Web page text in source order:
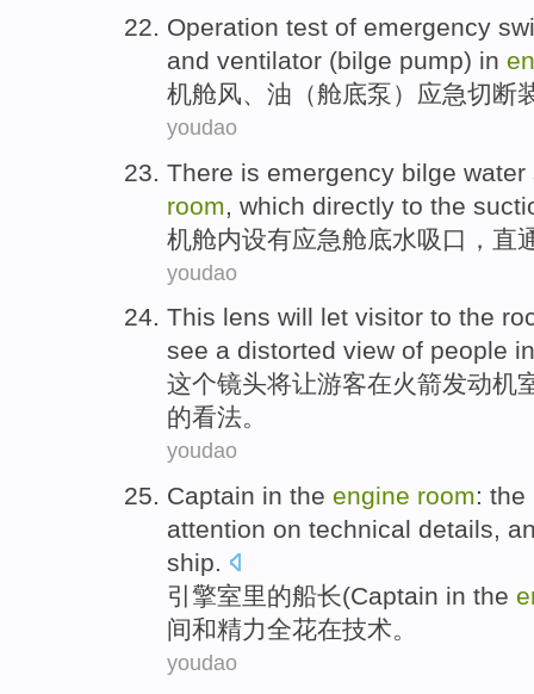
Operation test of emergency
and ventilator (bilge pump) in
机舱风、 油 （舱底泵） 应急切断
youdao
There is emergency bilge water
room which directly to the
机舱内设有应急舱底水吸 口 ， 直
youdao
This lens will let visitor to the
see a distorted view of people
这个镜头将让游客在火箭发动机
的看法。
youdao
Captain in the engine room: the
attention on technical details,
ship.
引擎室里的船长(Captain in the
间和精力全花在技术。
youdao